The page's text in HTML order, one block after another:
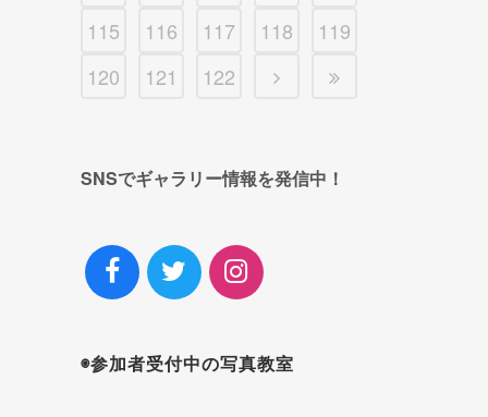
115
116 117 118
119
120
121 122
SNSでギャラリー情報を発信中！
◉参加者受付中の写真教室